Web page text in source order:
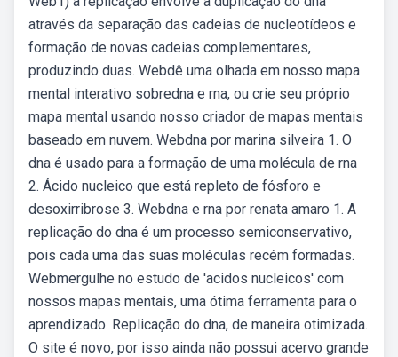
através da separação das cadeias de nucleotídeos e
formação de novas cadeias complementares,
produzindo duas. Webdê uma olhada em nosso mapa
mental interativo sobredna e rna, ou crie seu próprio
mapa mental usando nosso criador de mapas mentais
baseado em nuvem. Webdna por marina silveira 1. O
dna é usado para a formação de uma molécula de rna
2. Ácido nucleico que está repleto de fósforo e
desoxirribrose 3. Webdna e rna por renata amaro 1. A
replicação do dna é um processo semiconservativo,
pois cada uma das suas moléculas recém formadas.
Webmergulhe no estudo de 'acidos nucleicos' com
nossos mapas mentais, uma ótima ferramenta para o
aprendizado. Replicação do dna, de maneira otimizada.
O site é novo, por isso ainda não possui acervo grande